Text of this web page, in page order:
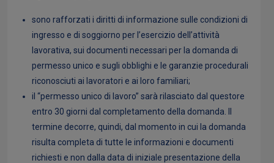
sono rafforzati i diritti di informazione sulle condizioni di
ingresso e di soggiorno per l’esercizio dell’attività
lavorativa, sui documenti necessari per la domanda di
permesso unico e sugli obblighi e le garanzie procedurali
riconosciuti ai lavoratori e ai loro familiari;
il “permesso unico di lavoro” sarà rilasciato dal questore
entro 30 giorni dal completamento della domanda. Il
termine decorre, quindi, dal momento in cui la domanda
risulta completa di tutte le informazioni e documenti
richiesti e non dalla data di iniziale presentazione della